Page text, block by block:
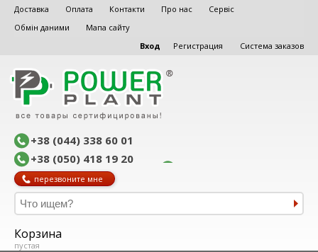
Доставка Оплата Контакти Про нас
Сервіс
Обмін даними
Мапа сайту
Вход
Регистрация Система заказов
+38 (044) 338 60 01
+38 (050) 418 19 20
перезвоните мне
Корзина
пустая